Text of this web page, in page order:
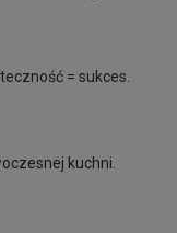
= sukces.
kuchni.